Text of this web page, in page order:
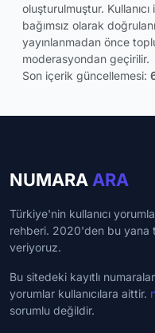
oluşturulmuştur.
bağımsız olarak
yayınlanmadan önce
moderasyondan geçirilir.
Son içerik güncellemesi:
NUMARA ARA
Türkiye'nin kullanıcı
rehberi. 2020'den bu yana
veriyoruz.
Bu sitedeki kayıtlı
yorumlar kullanıcılara aittir.
sorumlu değildir.